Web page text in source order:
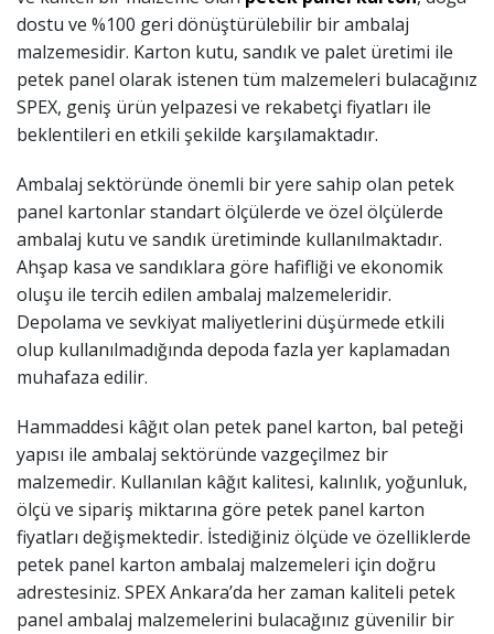
dostu ve %100 geri dönüştürülebilir bir ambalaj
malzemesidir. Karton kutu, sandık ve palet üretimi ile
petek panel olarak istenen tüm malzemeleri bulacağınız
SPEX, geniş ürün yelpazesi ve rekabetçi fiyatları ile
beklentileri en etkili şekilde karşılamaktadır.
Ambalaj sektöründe önemli bir yere sahip olan petek
panel kartonlar standart ölçülerde ve özel ölçülerde
ambalaj kutu ve sandık üretiminde kullanılmaktadır.
Ahşap kasa ve sandıklara göre hafifliği ve ekonomik
oluşu ile tercih edilen ambalaj malzemeleridir.
Depolama ve sevkiyat maliyetlerini düşürmede etkili
olup kullanılmadığında depoda fazla yer kaplamadan
muhafaza edilir.
Hammaddesi kâğıt olan petek panel karton, bal peteği
yapısı ile ambalaj sektöründe vazgeçilmez bir
malzemedir. Kullanılan kâğıt kalitesi, kalınlık, yoğunluk,
ölçü ve sipariş miktarına göre petek panel karton
fiyatları değişmektedir. İstediğiniz ölçüde ve özelliklerde
petek panel karton ambalaj malzemeleri için doğru
adrestesiniz. SPEX Ankara’da her zaman kaliteli petek
panel ambalaj malzemelerini bulacağınız güvenilir bir